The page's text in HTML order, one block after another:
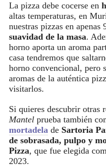
La pizza debe cocerse en
altas temperaturas, en
nuestras pizzas en apenas
suavidad de la masa.
horno aporta un aroma
casa tendremos que
horno convencional, pero
aromas de la auténtica
visitarlos.
Si quieres descubrir otras
Mantel prueba también
mortadela de Sartoria
de sobrasada, pulpo y
Pizza, que fue elegida
2023.